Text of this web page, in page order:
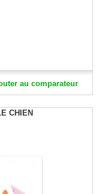
au comparateur
CHIEN